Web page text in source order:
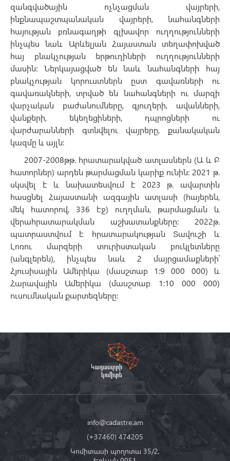
զանգվածային ոչնչացման վայրերի,
ինքնապաշտպանական վայրերի, նահանգների
հայության բռնագաղթի գլխավոր ուղղությունների
ինչպես նաև Արևելյան Հայաստան տեղափոխված
հայ բնակչության երթուղիների ուղղությունների
մասին: Ներկայացված են նաև նահանգների հայ
բնակչության կորուստներն ըստ գավառների ու
գավառակների, տրված են նահանգների ու մարզի
վարչական բաժանումները, գյուղերի, ավանների,
վանքերի, եկեղեցիների, դպրոցների ու
վարժարանների գտնվելու վայրերը, քանակական
կազմը և այլն:
2007-2008թթ. հրատարակված ատլասներն (Ա և Բ
հատորներ) արդեն թարմացման կարիք ունին: 2021 թ.
սկսվել է և նախատեսվում է 2023 թ. ավարտին
հասցնել Հայաստանի ազգային ատլասի (հայերեն,
մեկ հատորով, 336 էջ) ուղղման, թարմացման և
վերահրատարակման աշխատանքները: 2022թ.
պատրաստվում է հրատարակության Տավուշի և
Լոռու մարզերի տուրիստական բուկլետները
(անգլերեն), ինչպես նաև 2 մայրցամաքների՝
Հյուսիսային Ամերիկա (մասշտաբ 1:9 000 000) և
Հարավային Ամերիկա (մասշտաբ 1:10 000 000)
ուսումնական քարտեզները:
info@cadastre.am
(+37460) 474205
Կոմիտասի պողոտա 35/2,